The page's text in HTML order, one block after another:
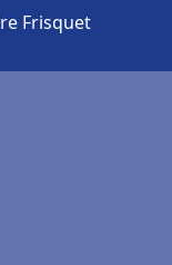
Frisquet